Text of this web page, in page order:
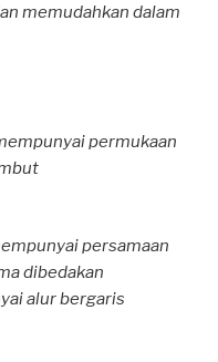
memudahkan dalam
permukaan
persamaan
dibedakan
alur bergaris